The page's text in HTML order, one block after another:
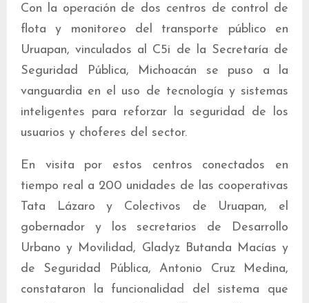
Con la operación de dos centros de control de
flota y monitoreo del transporte público en
Uruapan, vinculados al C5i de la Secretaría de
Seguridad Pública, Michoacán se puso a la
vanguardia en el uso de tecnología y sistemas
inteligentes para reforzar la seguridad de los
usuarios y choferes del sector.
En visita por estos centros conectados en
tiempo real a 200 unidades de las cooperativas
Tata Lázaro y Colectivos de Uruapan, el
gobernador y los secretarios de Desarrollo
Urbano y Movilidad, Gladyz Butanda Macías y
de Seguridad Pública, Antonio Cruz Medina,
constataron la funcionalidad del sistema que